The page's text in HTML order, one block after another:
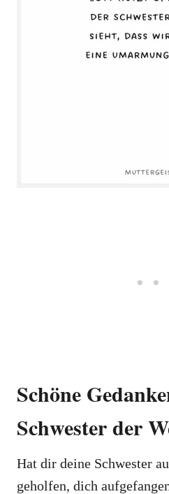
Schöne
Schwester der
Hat dir deine Schwester
geholfen, dich